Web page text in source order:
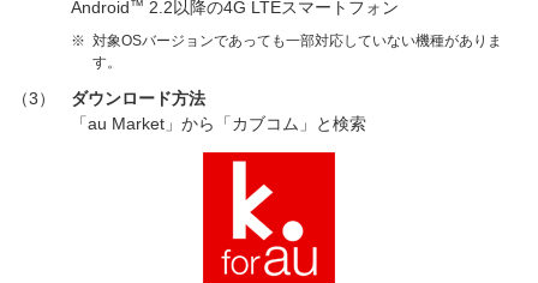
Android™ 2.2以降の4G LTEスマートフォン
※ 対象OSバージョンであっても一部対応していない機種がありま
す。
（3）
ダウンロード方法
「au Market」から「カブコム」と検索